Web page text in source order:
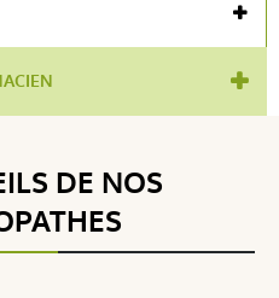
5
DE NOS